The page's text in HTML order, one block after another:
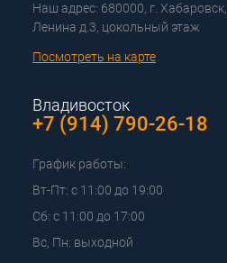
Наш адрес: 680000, г. Хабаровск,
Ленина д.3, цокольный этаж
Посмотреть на карте
Владивосток
+7 (914) 790-26-18
График работы:
Вт-Пт: с 11:00 до 19:00
Сб: с 11:00 до 17:00
Вс, Пн: выходной